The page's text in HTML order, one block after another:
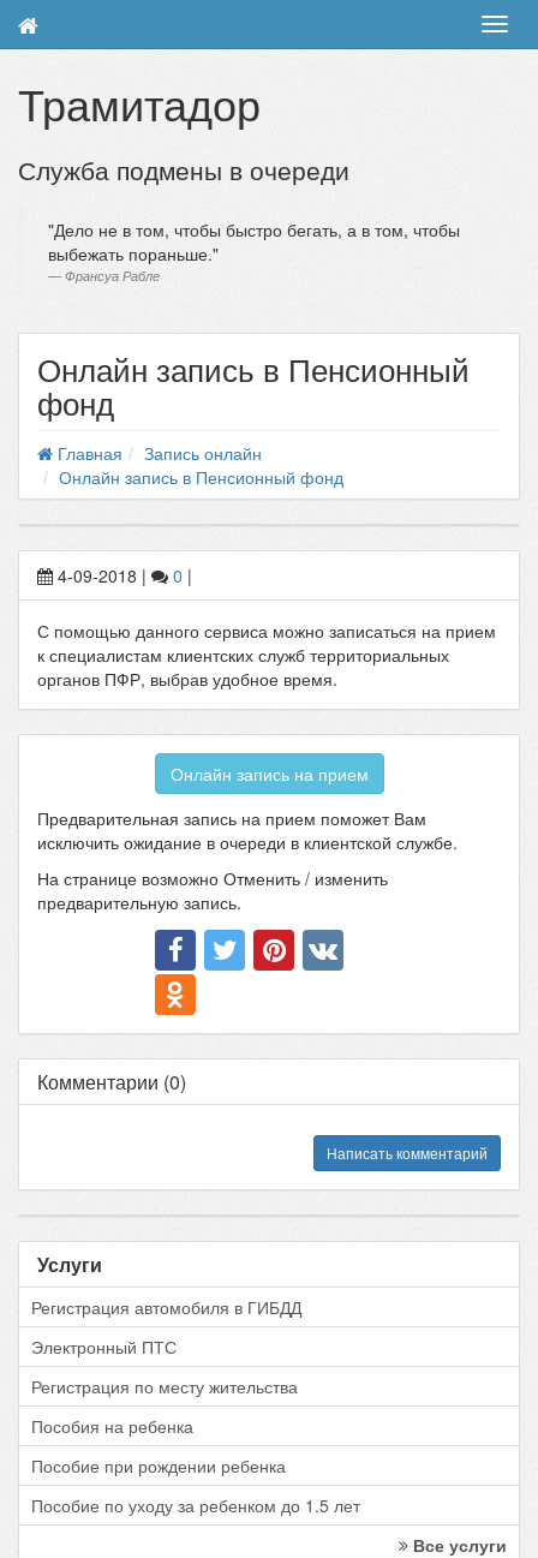
Трамитадор
Служба подмены в очереди
Дело не в том, чтобы быстро бегать, а в том, чтобы
выбежать пораньше.
Франсуа Рабле
Онлайн запись в Пенсионный
фонд
Главная
Запись онлайн
Онлайн запись в Пенсионный фонд
4-09-2018 | 0 |
С помощью данного сервиса можно записаться на прием
к специалистам клиентских служб территориальных
органов ПФР, выбрав удобное время.
Онлайн запись на прием
Предварительная запись на прием поможет Вам
исключить ожидание в очереди в клиентской службе.
На странице возможно Отменить / изменить
предварительную запись.
Комментарии (0)
Написать комментарий
Услуги
Регистрация автомобиля в ГИБДД
Электронный ПТС
Регистрация по месту жительства
Пособия на ребенка
Пособие при рождении ребенка
Пособие по уходу за ребенком до 1.5 лет
Все услуги